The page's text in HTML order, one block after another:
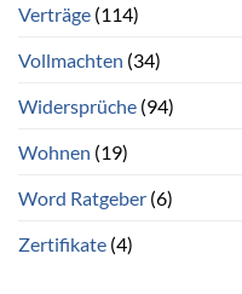
Verträge (114)
Vollmachten (34)
Widersprüche (94)
Wohnen (19)
Word Ratgeber (6)
Zertifikate (4)